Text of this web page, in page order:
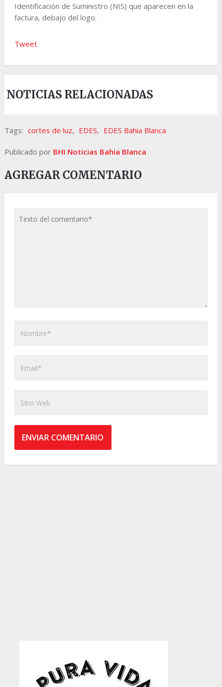
Identificación de Suministro (NIS) que aparecen en la
factura, debajo del logo.
Tweet
NOTICIAS RELACIONADAS
Tags: cortes de luz, EDES, EDES Bahia Blanca
Publicado por BHI Noticias Bahia Blanca
AGREGAR COMENTARIO